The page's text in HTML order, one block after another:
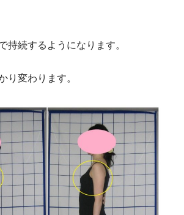
持続するようになります。
り変わります。